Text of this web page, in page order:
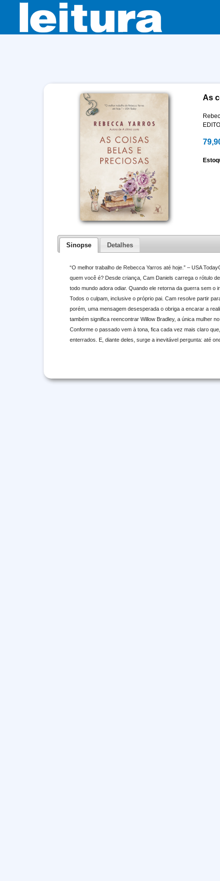
As
Sinopse Detalhes
“O melhor trabalho de Rebecca Yarros até hoje.” – USA
quem você é? Desde criança, Cam Daniels carrega o rótulo
todo mundo adora odiar. Quando ele retorna da guerra sem
Todos o culpam, inclusive o próprio pai. Cam resolve partir
porém, uma mensagem desesperada o obriga a encarar a
também significa reencontrar Willow Bradley, a única mulher
Conforme o passado vem à tona, fica cada vez mais claro
enterrados. E, diante deles, surge a inevitável pergunta: até